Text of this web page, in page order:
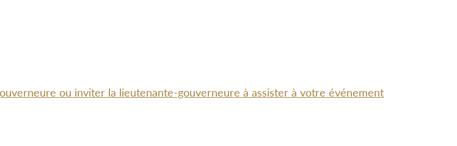
ou inviter la lieutenante-gouverneure à assister à votre événement